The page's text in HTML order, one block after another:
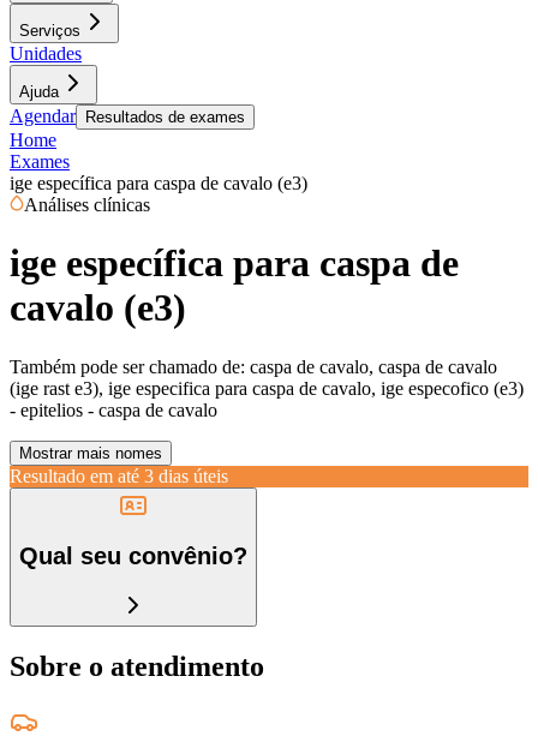
Serviços
Unidades
Ajuda
Agendar Resultados de exames
Home
Exames
ige específica para caspa de cavalo (e3)
Análises clínicas
ige específica para caspa de
cavalo (e3)
Também pode ser chamado de: caspa de cavalo, caspa de cavalo
(ige rast e3), ige especifica para caspa de cavalo, ige especofico (e3)
- epitelios - caspa de cavalo
Mostrar mais nomes
Resultado em até 3 dias úteis
Qual seu convênio?
Sobre o atendimento